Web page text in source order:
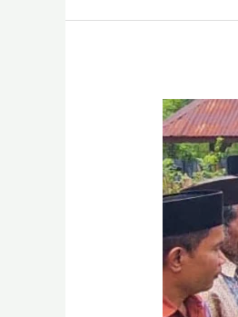
BSI
Maslahat
Bangun
Kembali
Masjid
Nurlaila,
Nyalakan
Asa
Umat